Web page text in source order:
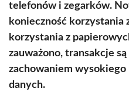
telefonów i zegarków.
konieczność korzystania
korzystania z
zauważono, transakcje
zachowaniem
danych.